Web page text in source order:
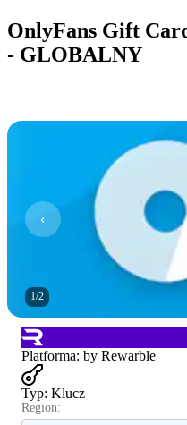
OnlyFans Gift
- GLOBALNY
1/2
Platforma: by Rewarble
Typ: Klucz
Region: